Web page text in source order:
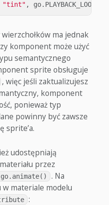
"tint" , go.
ma jednak
komponent może użyć
semantycznego
sprite obsługuje
, więc jeśli zaktualizujesz
komponent
ponieważ typ
powinny być zawsze
sprite’a.
udostępniają
przez
go.animate()
. Na
w materiale modelu
: